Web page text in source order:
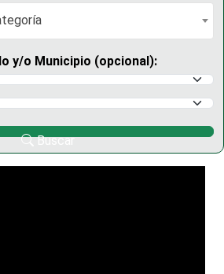
y/o Municipio (opcional):
Buscar